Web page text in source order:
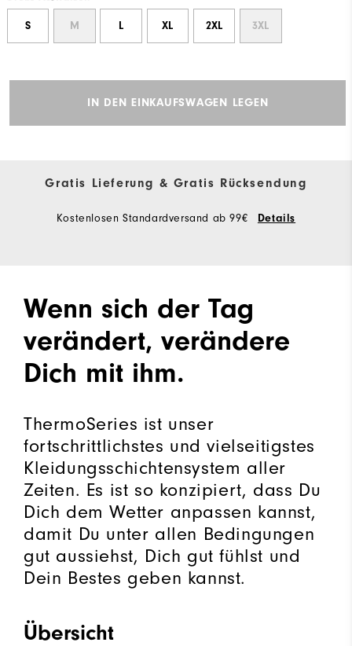
S M L XL 2XL 3XL
IN DEN EINKAUFSWAGEN LEGEN
Gratis Lieferung & Gratis Rücksendung
Kostenlosen Standardversand ab 99€ Details
Wenn sich der Tag
verändert, verändere
Dich mit ihm.
ThermoSeries ist unser
fortschrittlichstes und vielseitigstes
Kleidungsschichtensystem aller
Zeiten. Es ist so konzipiert, dass Du
Dich dem Wetter anpassen kannst,
damit Du unter allen Bedingungen
gut aussiehst, Dich gut fühlst und
Dein Bestes geben kannst.
Übersicht